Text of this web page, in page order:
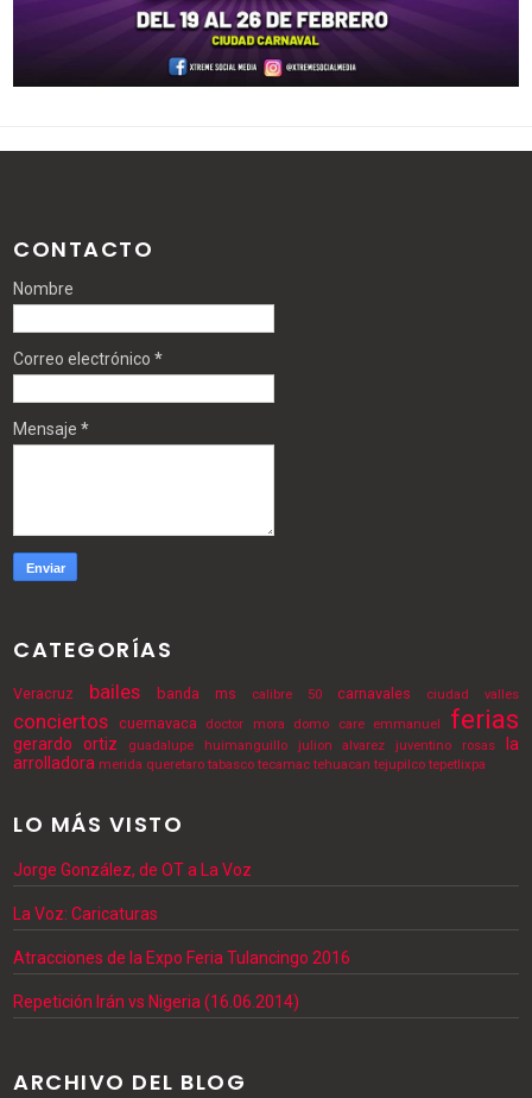
CONTACTO
Nombre
Correo electrónico*
Mensaje*
CATEGORÍAS
Veracruz bailes banda ms calibre 50 carnavales ciudad valles
conciertos cuernavaca doctor mora domo care emmanuel ferias
gerardo ortiz guadalupe huimanguillo julion alvarez juventino rosas
la
arrolladora merida queretaro tabasco tecamac tehuacan tejupilco tepetlixpa
LO MÁS VISTO
Jorge González, de OT a La Voz
La Voz: Caricaturas
Atracciones de la Expo Feria Tulancingo 2016
Repetición Irán vs Nigeria (16.06.2014)
ARCHIVO DEL BLOG